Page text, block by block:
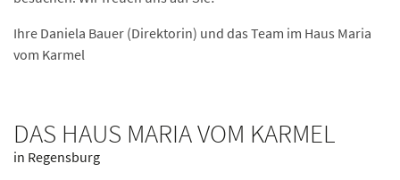
Ihre Daniela Bauer (Direktorin) und das Team im Haus Maria
vom Karmel
DAS HAUS MARIA VOM KARMEL
in Regensburg